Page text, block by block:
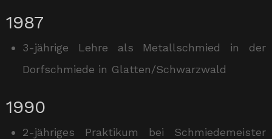
1987
3-jährige Lehre als Metallschmied in der
Dorfschmiede in Glatten/Schwarzwald
1990
2-jähriges Praktikum bei Schmiedemeister